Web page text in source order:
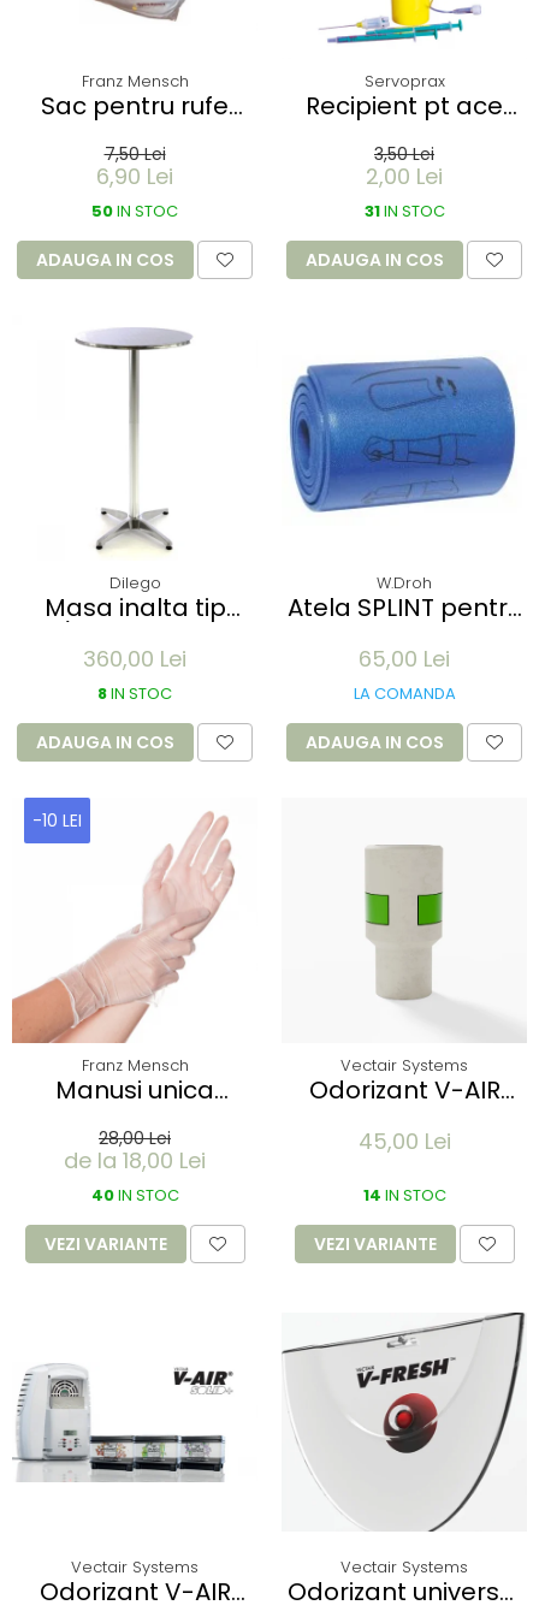
Franz Mensch
Sac pentru rufe
in apa - 60 litri -
66x84 cm / 17 my
7,50 Lei
6,90 Lei
50IN STOC
ADAUGA IN COS
Servoprax
Recipient pt ace
de buzunar 150 ml
3,50 Lei
2,00 Lei
31IN STOC
ADAUGA IN COS
Dilego
Masa inalta tip
60x115cm - aluminiu
optic crom
360,00 Lei
8IN STOC
ADAUGA IN COS
W.Droh
Atela SPLINT pentru
- refolosibila,
impermeabila,
radio-transparenta
- rola 100x11 cm
65,00 Lei
LA COMANDA
ADAUGA IN COS
-10 LEI
Franz Mensch
Manusi unica
LIGHT - Vinyl clear -
calitate light fara
pudra - marime XL
- 100 buc
28,00 Lei
de la 18,00 Lei
40IN STOC
VEZI VARIANTE
Vectair Systems
Odorizant V-AIR
WISTERIA
45,00 Lei
14 IN STOC
VEZI VARIANTE
Vectair Systems
Odorizant V-AIR
Vectair Systems
Odorizant universal